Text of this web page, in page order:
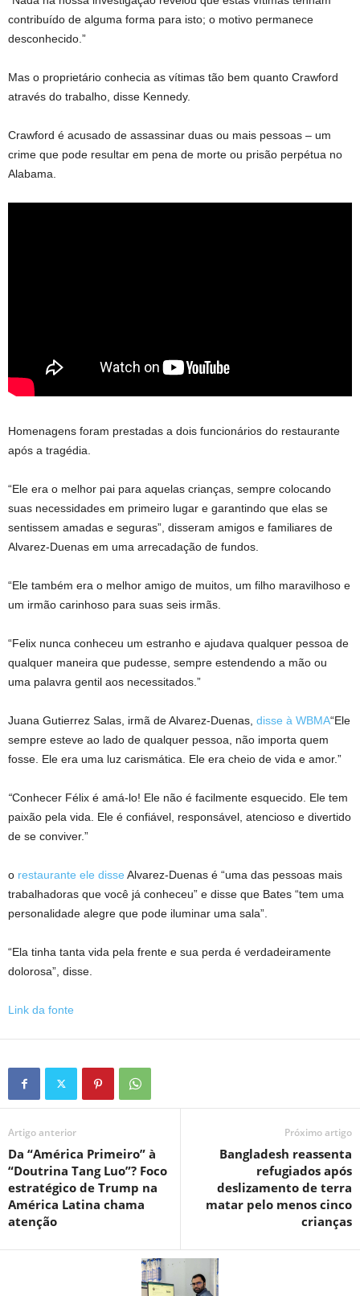
contribuído de alguma forma para isto; o motivo permanece
desconhecido.”
Mas o proprietário conhecia as vítimas tão bem quanto Crawford
através do trabalho, disse Kennedy.
Crawford é acusado de assassinar duas ou mais pessoas – um
crime que pode resultar em pena de morte ou prisão perpétua no
Alabama.
Homenagens foram prestadas a dois funcionários do restaurante
após a tragédia.
“Ele era o melhor pai para aquelas crianças, sempre colocando
suas necessidades em primeiro lugar e garantindo que elas se
sentissem amadas e seguras”, disseram amigos e familiares de
Alvarez-Duenas em uma arrecadação de fundos.
“Ele também era o melhor amigo de muitos, um filho maravilhoso e
um irmão carinhoso para suas seis irmãs.
“Felix nunca conheceu um estranho e ajudava qualquer pessoa de
qualquer maneira que pudesse, sempre estendendo a mão ou
uma palavra gentil aos necessitados.”
Juana Gutierrez Salas, irmã de Alvarez-Duenas, disse à WBMA“Ele
sempre esteve ao lado de qualquer pessoa, não importa quem
fosse. Ele era uma luz carismática. Ele era cheio de vida e amor.”
“Conhecer Félix é amá-lo! Ele não é facilmente esquecido. Ele tem
paixão pela vida. Ele é confiável, responsável, atencioso e divertido
de se conviver.”
o restaurante ele disse Alvarez-Duenas é “uma das pessoas mais
trabalhadoras que você já conheceu” e disse que Bates “tem uma
personalidade alegre que pode iluminar uma sala”.
“Ela tinha tanta vida pela frente e sua perda é verdadeiramente
dolorosa”, disse.
Link da fonte
Artigo anterior
Da “América Primeiro” à
“Doutrina Tang Luo”? Foco
estratégico de Trump na
América Latina chama
atenção
Próximo artigo
Bangladesh reassenta
refugiados após
deslizamento de terra
matar pelo menos cinco
crianças